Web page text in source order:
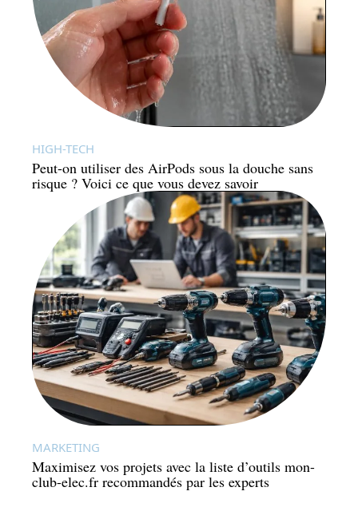
HIGH-TECH
Peut-on utiliser des AirPods sous la douche sans
risque ? Voici ce que vous devez savoir
MARKETING
Maximisez vos projets avec la liste d’outils mon-
club-elec.fr recommandés par les experts